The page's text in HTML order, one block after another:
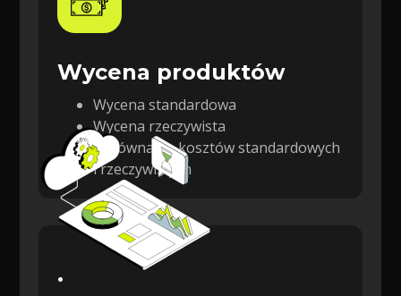
Wycena produktów
Wycena standardowa
Wycena rzeczywista
Porównanie kosztów standardowych
i rzeczywistych
.